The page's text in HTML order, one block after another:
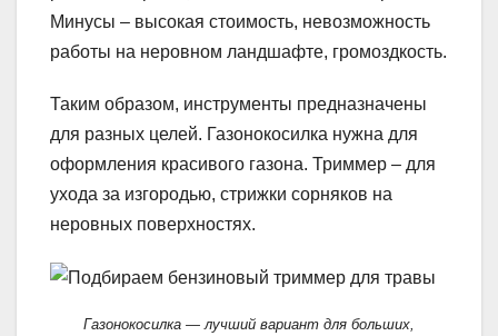
Минусы – высокая стоимость, невозможность
работы на неровном ландшафте, громоздкость.
Таким образом, инструменты предназначены
для разных целей. Газонокосилка нужна для
оформления красивого газона. Триммер – для
ухода за изгородью, стрижки сорняков на
неровных поверхностях.
Газонокосилка — лучший вариант для больших,